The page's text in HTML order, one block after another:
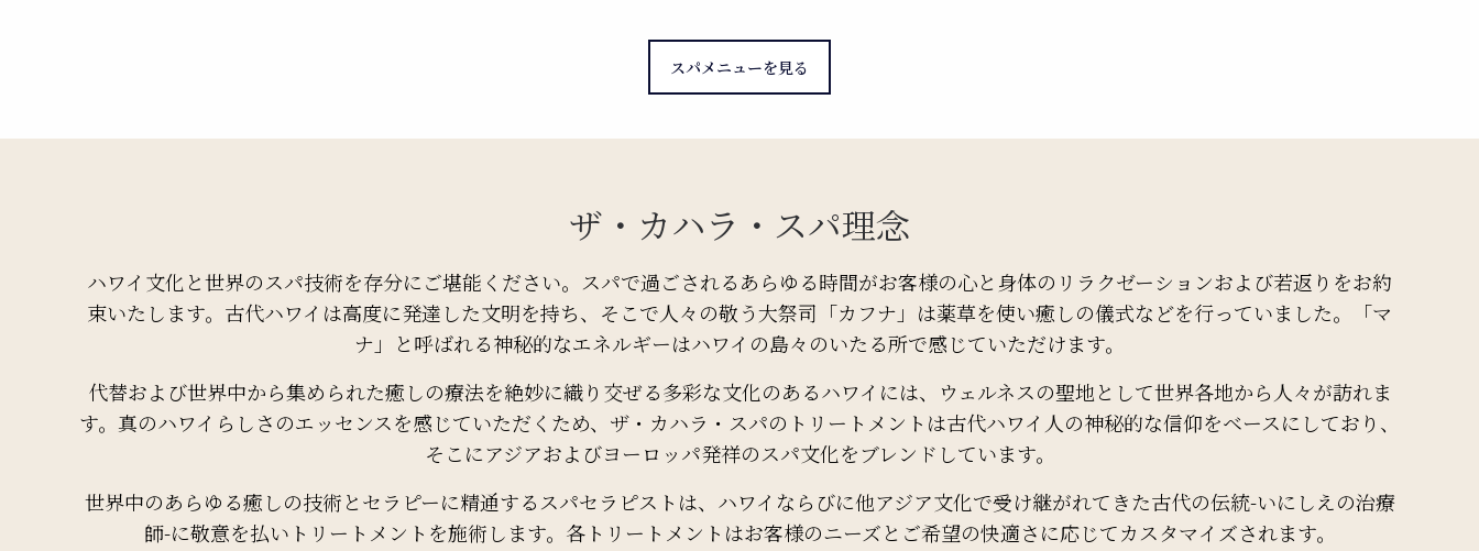
スパメニューを見る
ザ・カハラ・スパ理念
ハワイ文化と世界のスパ技術を存分にご堪能ください。スパで過ごされるあらゆる時間がお客様の心と身体のリラクゼーションおよび若返りをお約
束いたします。古代ハワイは高度に発達した文明を持ち、そこで人々の敬う大祭司「カフナ」は薬草を使い癒しの儀式などを行っていました。「マ
ナ」と呼ばれる神秘的なエネルギーはハワイの島々のいたる所で感じていただけます。
代替および世界中から集められた癒しの療法を絶妙に織り交ぜる多彩な文化のあるハワイには、ウェルネスの聖地として世界各地から人々が訪れま
す。真のハワイらしさのエッセンスを感じていただくため、ザ・カハラ・スパのトリートメントは古代ハワイ人の神秘的な信仰をベースにしており、
そこにアジアおよびヨーロッパ発祥のスパ文化をブレンドしています。
世界中のあらゆる癒しの技術とセラピーに精通するスパセラピストは、ハワイならびに他アジア文化で受け継がれてきた古代の伝統-いにしえの治療
師-に敬意を払いトリートメントを施術します。各トリートメントはお客様のニーズとご希望の快適さに応じてカスタマイズされます。